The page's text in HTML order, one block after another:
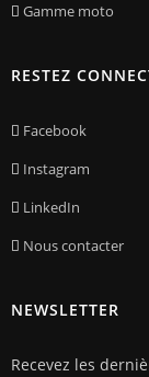
Gamme moto
RESTEZ
Facebook
Instagram
LinkedIn
Nous contacter
NEWSLETTER
Recevez les